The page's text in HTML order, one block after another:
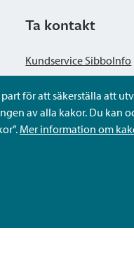
för att säkerställa att
av alla kakor. Du kan
Mer information om
Ta kontakt
Kundservice SibboInfo
Ge anonym respons
Ställ en fråga eller